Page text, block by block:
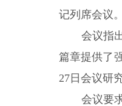
记列席会议。
会议指出
篇章提供了
27日会议研
会议要求